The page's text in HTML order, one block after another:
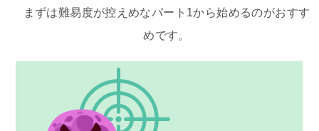
まずは難易度が控えめなパート1から始めるのがおすす
めです。